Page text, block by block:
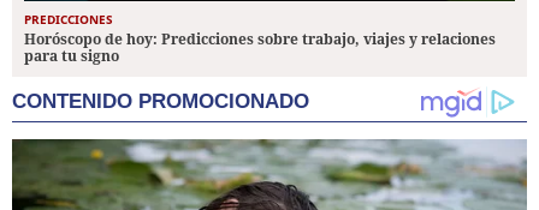
PREDICCIONES
Horóscopo de hoy: Predicciones sobre trabajo, viajes y relaciones
para tu signo
CONTENIDO PROMOCIONADO